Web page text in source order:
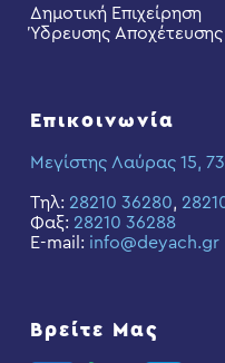
Δημοτική Επιχείρηση
Ύδρευσης
Επικοινωνία
Μεγίστης Λαύρας 15,
Τηλ: 28210 36280,
Φαξ: 28210 36288
E-mail: info@deyach.gr
Βρείτε Μας